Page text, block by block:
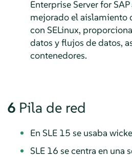
Enterprise Server for
mejorado el aislamiento
con SELinux,
datos y flujos de datos,
contenedores.
6 Pila de red
En SLE 15 se usaba
SLE 16 se centra en una